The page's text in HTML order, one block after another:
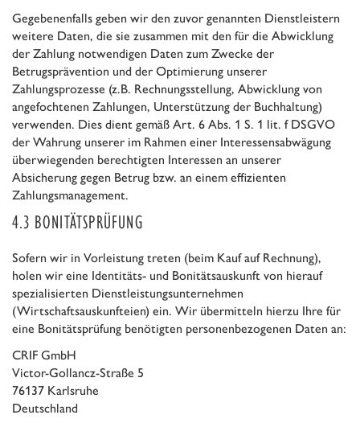
Gegebenenfalls geben wir den zuvor genannten Dienstleistern
weitere Daten, die sie zusammen mit den für die Abwicklung
der Zahlung notwendigen Daten zum Zwecke der
Betrugsprävention und der Optimierung unserer
Zahlungsprozesse (z.B. Rechnungsstellung, Abwicklung von
angefochtenen Zahlungen, Unterstützung der Buchhaltung)
verwenden. Dies dient gemäß Art. 6 Abs. 1 S. 1 lit. f DSGVO
der Wahrung unserer im Rahmen einer Interessensabwägung
überwiegenden berechtigten Interessen an unserer
Absicherung gegen Betrug bzw. an einem effizienten
Zahlungsmanagement.
4.3 BONITÄTSPRÜFUNG
Sofern wir in Vorleistung treten (beim Kauf auf Rechnung),
holen wir eine Identitäts- und Bonitätsauskunft von hierauf
spezialisierten Dienstleistungsunternehmen
(Wirtschaftsauskunfteien) ein. Wir übermitteln hierzu Ihre für
eine Bonitätsprüfung benötigten personenbezogenen Daten an:
CRIF GmbH
Victor-Gollancz-Straße 5
76137 Karlsruhe
Deutschland